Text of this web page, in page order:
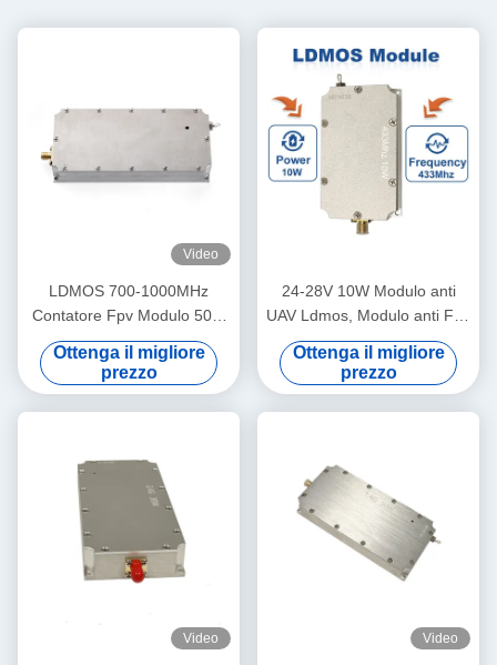
Video
LDMOS 700-1000MHz
Contatore Fpv Modulo 50W
RF Amplificatore di potenza
Modulo personalizzato
Ottenga il migliore
prezzo
24-28V 10W Modulo anti
UAV Ldmos, Modulo anti Fpv
433mhz per Autel Drone
Ottenga il migliore
prezzo
Video Video